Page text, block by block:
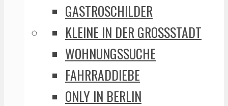
GASTROSCHILDER
KLEINE IN DER GROSSSTADT
WOHNUNGSSUCHE
FAHRRADDIEBE
ONLY IN BERLIN